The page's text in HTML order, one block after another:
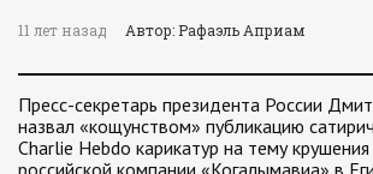
11 лет назад Автор: Рафаэль Априам
Пресс-секретарь президента России
назвал «кощунством» публикацию
Charlie Hebdo карикатур на тему
российской компании «Когалымавиа» в